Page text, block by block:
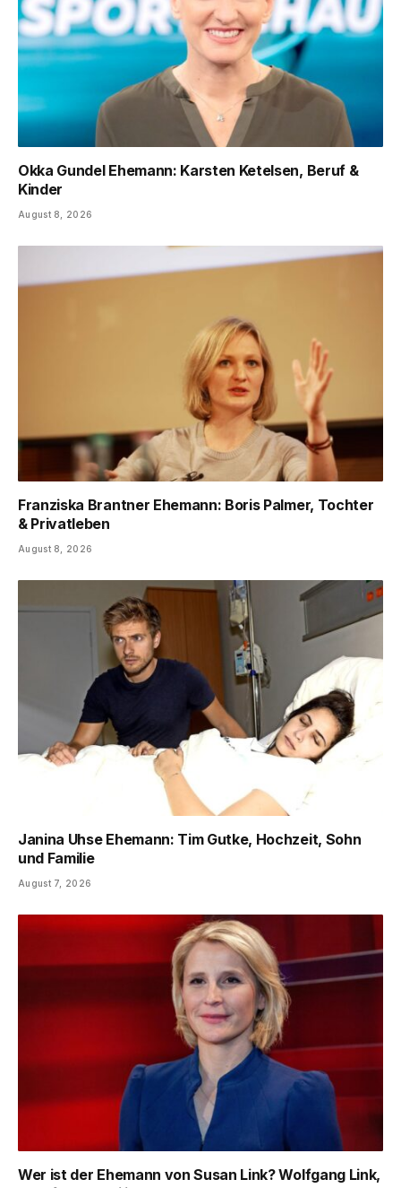
Okka Gundel Ehemann: Karsten Ketelsen, Beruf &
Kinder
August 8, 2026
Franziska Brantner Ehemann: Boris Palmer, Tochter
& Privatleben
August 8, 2026
Janina Uhse Ehemann: Tim Gutke, Hochzeit, Sohn
und Familie
August 7, 2026
Wer ist der Ehemann von Susan Link? Wolfgang Link,